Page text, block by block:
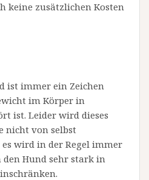
keine zusätzlichen Kosten
ist immer ein Zeichen
im Körper in
ist. Leider wird dieses
nicht von selbst
wird in der Regel immer
Hund sehr stark in